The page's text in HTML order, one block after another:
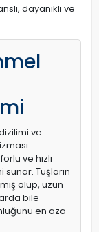
dayanıklı ve
ve
ve hızlı
sunar. Tuşların
olup, uzun
bile
en aza